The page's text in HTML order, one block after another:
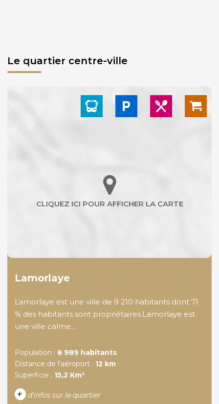
Le quartier centre-ville
Lamorlaye
Lamorlaye est une ville de 9 210 habitants dont 71
% des habitants sont propriétaires.Lamorlaye est
une ville calme...
Population : 8 989 habitants
Distance de l'aéroport : 12 km
Superficie : 15,2 Km²
+ d'infos sur le quartier